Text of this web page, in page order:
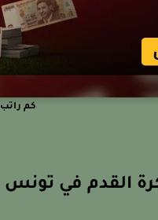
كم
القدم في تونس